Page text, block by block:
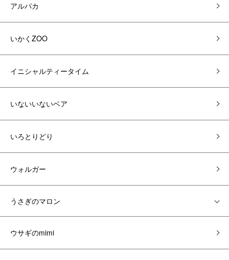
アルパカ
いかくZOO
イニシャルティータイム
いないいないベア
いろとりどり
ウォルガー
うさぎのマロン
ウサギのmimi